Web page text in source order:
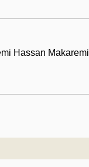
Hassan Makaremi